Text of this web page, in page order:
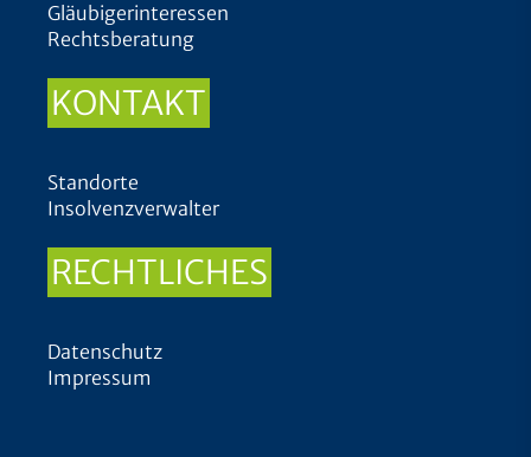
Gläubigerinteressen
Rechtsberatung
KONTAKT
Standorte
Insolvenzverwalter
RECHTLICHES
Datenschutz
Impressum